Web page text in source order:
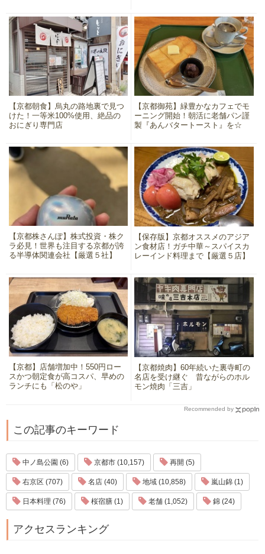
【京都朝食】烏丸の路地裏で見つ
けた！一等米100%使用、絶品の
おにぎり専門店
【京都御苑】緑豊かなカフェでモ
ーニング開始！朝活に老舗パン謹
製『あんバタートースト』を☆
【京都株さんぽ】株式投資・株ク
ラ必見！世界も注目する京都が誇
る半導体関連会社【厳選５社】
【保存版】京都オススメのアジア
ン食材店！ガチ中華～スパイスカ
レーインド料理まで【厳選５店】
【京都】店舗増加中！550円ロー
スかつ朝定食が高コスパ、早めの
ランチにも「松のや」
【京都焼肉】60年続いた裏寺町の
名店を受け継ぐ 昔ながらのホル
モン焼肉「三吉」
Recommended by
この記事のキーワード
中ノ島公園 (6) 京都市 (10,157) 再開 (5)
右京区 (707) 名店 (40) 地域 (10,858) 嵐山錦 (1)
日本料理 (76) 桜宿膳 (1) 老舗 (1,052) 錦 (24)
アクセスランキング